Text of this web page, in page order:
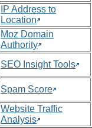
IP Address to
Location
Moz Domain
Authority
SEO Insight Tools
Spam Score
Website Traffic
Analysis